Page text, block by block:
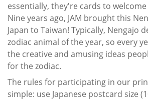
essentially, they're cards to welcome
Nine years ago, JAM brought this
Japan to Taiwan! Typically, Nengajo
zodiac animal of the year, so every
the creative and amusing ideas
for the zodiac.
The rules for participating in our
simple: use Japanese postcard size